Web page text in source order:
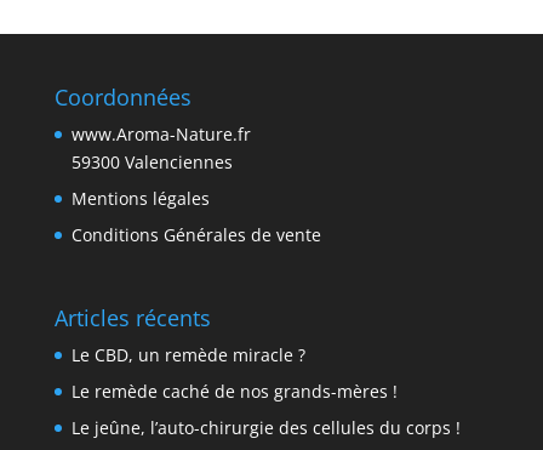
Coordonnées
www.Aroma-Nature.fr
59300 Valenciennes
Mentions légales
Conditions Générales de vente
Articles récents
Le CBD, un remède miracle ?
Le remède caché de nos grands-mères !
Le jeûne, l’auto-chirurgie des cellules du corps !